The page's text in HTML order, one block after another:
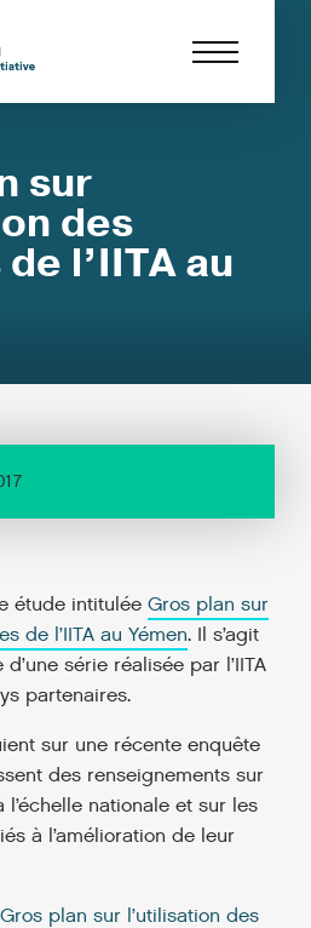
sur
des
l’IITA au
étude intitulée Gros plan sur
de l’IITA au Yémen. Il s’agit
série réalisée par l’IITA
partenaires.
sur une récente enquête
des renseignements sur
l’échelle nationale et sur les
à l’amélioration de leur
Gros plan sur l’utilisation des